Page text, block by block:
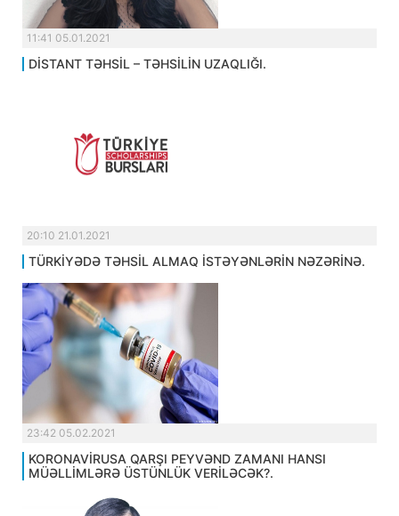
11:41 05.01.2021
DİSTANT TƏHSİL – TƏHSİLİN UZAQLIĞI.
20:10 21.01.2021
TÜRKİYƏDƏ TƏHSİL ALMAQ İSTƏYƏNLƏRİN NƏZƏRİNƏ.
23:42 05.02.2021
KORONAVİRUSA QARŞI PEYVƏND ZAMANI HANSI
MÜƏLLİMLƏRƏ ÜSTÜNLÜK VERİLƏCƏK?.